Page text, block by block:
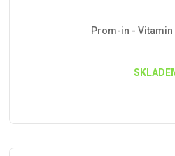
Prom-in - Vitamin